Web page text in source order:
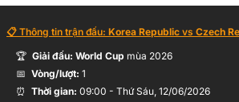
📋 Thông tin trận đấu: Korea Republic vs Czech
🏆 Giải đấu: World Cup mùa 2026
📅 Vòng/lượt: 1
⏰ Thời gian: 09:00 - Thứ Sáu, 12/06/2026